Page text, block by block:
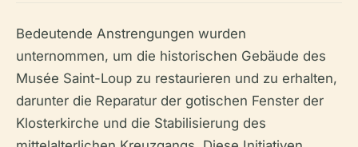
Bedeutende Anstrengungen wurden
unternommen, um die historischen Gebäude des
Musée Saint-Loup zu restaurieren und zu erhalten,
darunter die Reparatur der gotischen Fenster der
Klosterkirche und die Stabilisierung des